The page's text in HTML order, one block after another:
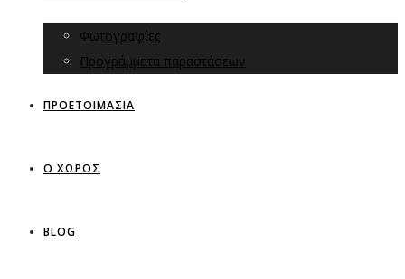
Φωτογραφίες
Προγράμματα παραστάσεων
ΠΡΟΕΤΟΙΜΑΣΙΑ
Ο ΧΩΡΟΣ
BLOG